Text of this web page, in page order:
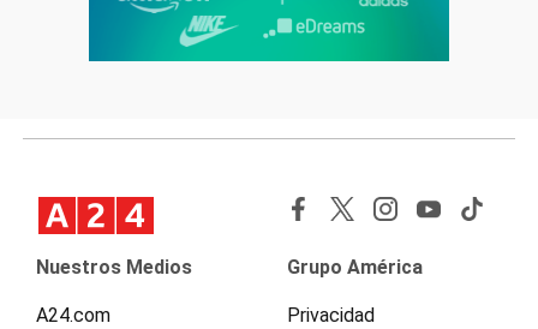
Nuestros Medios
A24.com
Grupo América
Privacidad